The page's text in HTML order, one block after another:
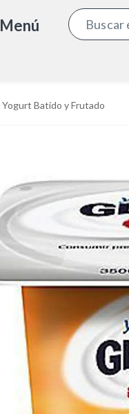
Menú
Yogurt Batido y Frutado